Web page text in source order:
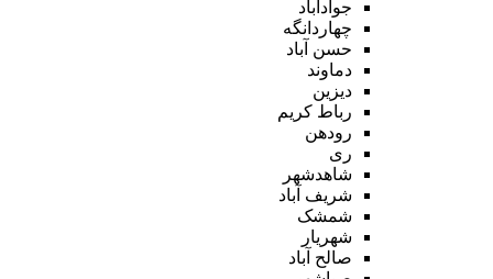
جوادآباد
چهاردانگه
حسن آباد
دماوند
دیزین
رباط کریم
رودهن
ری
شاهدشهر
شریف آباد
شمشک
شهریار
صالح آباد